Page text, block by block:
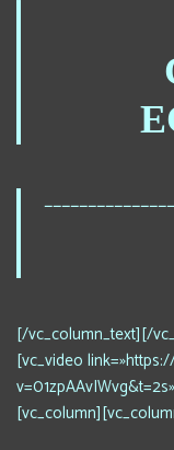
[/vc_column_text][/
[vc_video